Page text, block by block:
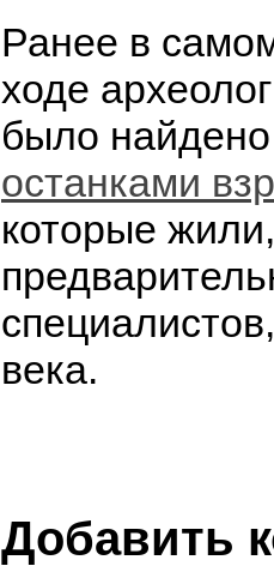
Ранее в
ходе
было
останками
которые
века.
Добавить